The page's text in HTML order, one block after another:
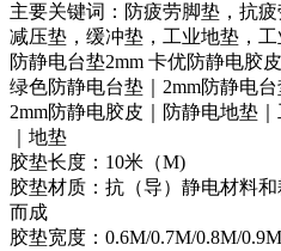
主要关键词：防疲劳脚垫，抗
减压垫，缓冲垫，工业地垫，
防静电台垫2mm 卡优防静电胶
绿色防静电台垫｜2mm防静电
2mm防静电胶皮｜防静电地垫
｜地垫
胶垫长度：10米（M)
胶垫材质：抗（导）静电材料
而成
胶垫宽度：0.6M/0.7M/0.8M/